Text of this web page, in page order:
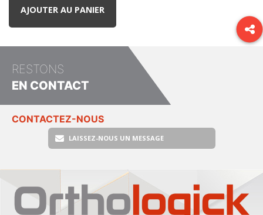
AJOUTER AU PANIER
RESTONS
EN CONTACT
CONTACTEZ-NOUS
LAISSEZ-NOUS UN MESSAGE